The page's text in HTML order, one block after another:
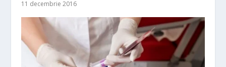
11 decembrie 2016